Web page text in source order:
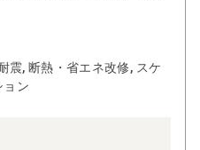
震, 断熱・省エネ改修, スケ
ョン